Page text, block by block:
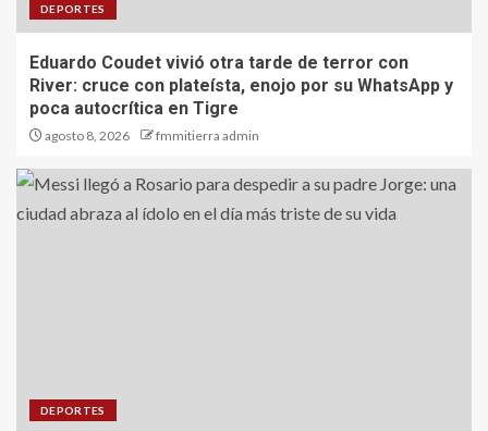
DEPORTES
Eduardo Coudet vivió otra tarde de terror con
River: cruce con plateísta, enojo por su WhatsApp y
poca autocrítica en Tigre
agosto 8, 2026 fmmitierra admin
DEPORTES